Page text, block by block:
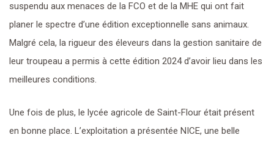
suspendu aux menaces de la FCO et de la MHE qui ont fait
planer le spectre d’une édition exceptionnelle sans animaux.
Malgré cela, la rigueur des éleveurs dans la gestion sanitaire de
leur troupeau a permis à cette édition 2024 d’avoir lieu dans les
meilleures conditions.
Une fois de plus, le lycée agricole de Saint-Flour était présent
en bonne place. L’exploitation a présentée NICE, une belle